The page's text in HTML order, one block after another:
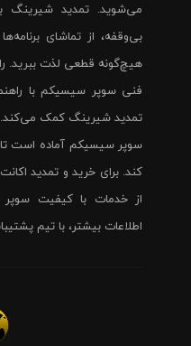
می‌شوید. تمدید شیرینگ
بی‌وقفه، از تماشای
هیچ‌گونه قطعی لذت ببرید.
فنی سوپر سیسیکم با
تمدید شیرینگ کمک می‌کند.
سوپر سیسیکم آماده است
از خدمات با کیفیت سوپر
اطلاعات بیشتر، با تیم